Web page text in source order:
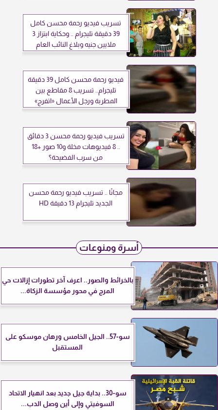
تسريب فيديو رحمة محسن كامل
39 دقيقة تليجرام .. وحكاية ابتزاز 3
ملايين جنيه وبلاغ النائب العام
فيديو رحمة محسن كامل 39 دقيقة
تليجرام.. تسريب 8 مقاطع بين
المطربة ورجل الأعمال «اتفرج»
تسريب فيديو رحمة محسن 3 دقائق
.. 8 فيديوهات مخلة و10 صور +18
من سرب الفضيحة؟
مجانًا .. تسريب فيديو رحمة محسن
الجديد تليجرام 13 دقيقة HD
أسرة ومنوعات
بالخرائط والصور.. اعرف آخر تطورات إزالات حي
المرج في محور مؤسسة الزكاة...
سو-57.. الجيل الخامس ورهان موسكو على
المستقبل
سو-30.. بداية جيل جديد بعد انهيار الاتحاد
السوفيتي وإلى أين وصل الدب...